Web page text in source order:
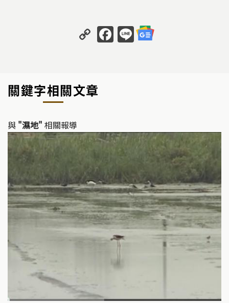
C
o
y
Li
k
F
a
o
k
Li
n
關鍵字相關文章
與 "濕地" 相關報導